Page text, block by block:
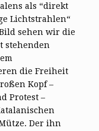
als “direkt
Lichtstrahlen“
sehen wir die
stehenden
die Freiheit
Kopf –
Protest –
Der ihn